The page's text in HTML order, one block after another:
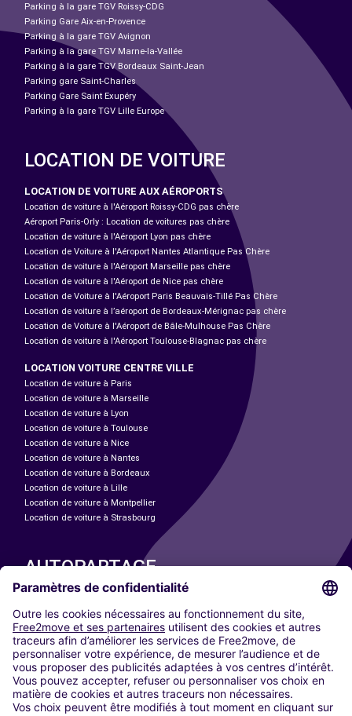
Parking à la gare TGV Roissy-CDG
Parking Gare Aix-en-Provence
Parking à la gare TGV Avignon
Parking à la gare TGV Marne-la-Vallée
Parking à la gare TGV Bordeaux Saint-Jean
Parking gare Saint-Charles
Parking Gare Saint Exupéry
Parking à la gare TGV Lille Europe
LOCATION DE VOITURE
LOCATION DE VOITURE AUX AÉROPORTS
Location de voiture à l'Aéroport Roissy-CDG pas chère
Aéroport Paris-Orly : Location de voitures pas chère
Location de voiture à l'Aéroport Lyon pas chère
Location de Voiture à l'Aéroport Nantes Atlantique Pas Chère
Location de voiture à l'Aéroport Marseille pas chère
Location de voiture à l'Aéroport de Nice pas chère
Location de Voiture à l'Aéroport Paris Beauvais-Tillé Pas Chère
Location de voiture à l’aéroport de Bordeaux-Mérignac pas chère
Location de Voiture à l'Aéroport de Bâle-Mulhouse Pas Chère
Location de voiture à l'Aéroport Toulouse-Blagnac pas chère
LOCATION VOITURE CENTRE VILLE
Location de voiture à Paris
Location de voiture à Marseille
Location de voiture à Lyon
Location de voiture à Toulouse
Location de voiture à Nice
Location de voiture à Nantes
Location de voiture à Bordeaux
Location de voiture à Lille
Location de voiture à Montpellier
Location de voiture à Strasbourg
AUTOPARTAGE
Paris
Madrid
Washington DC
Milan
Rome
Turin
Vienne